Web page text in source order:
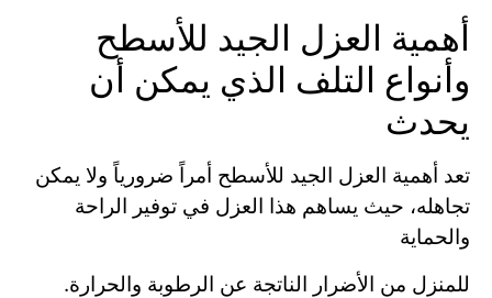
أهمية العزل الجيد للأسطح
وأنواع التلف الذي يمكن أن
يحدث
تعد أهمية العزل الجيد للأسطح أمراً ضرورياً ولا يمكن
تجاهله، حيث يساهم هذا العزل في توفير الراحة
والحماية
للمنزل من الأضرار الناتجة عن الرطوبة والحرارة.